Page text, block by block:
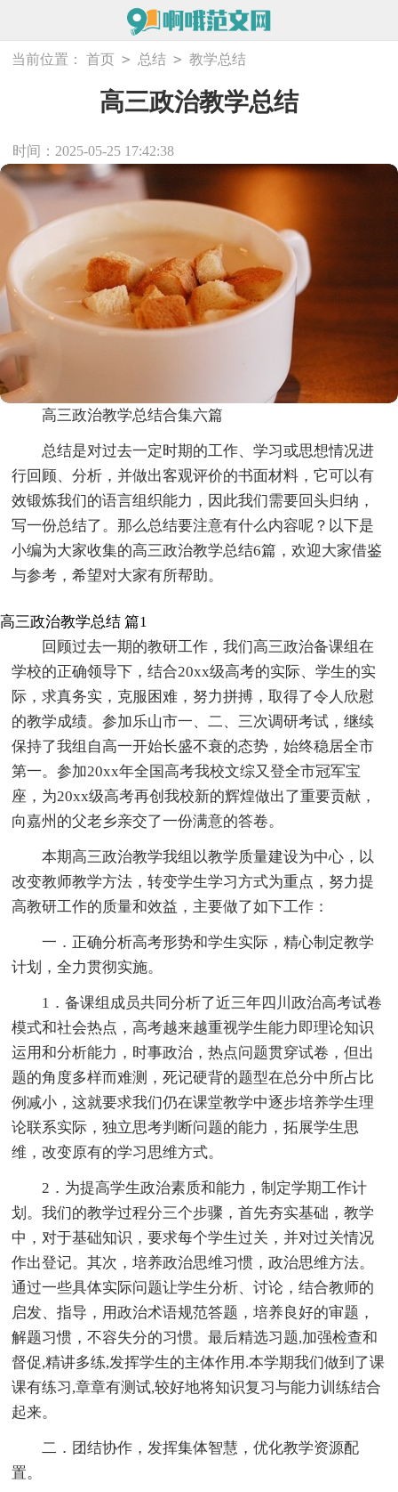
当前位置： 首页 > 总结 > 教学总结
高三政治教学总结
时间：2025-05-25 17:42:38
高三政治教学总结合集六篇
总结是对过去一定时期的工作、学习或思想情况进
行回顾、分析，并做出客观评价的书面材料，它可以有
效锻炼我们的语言组织能力，因此我们需要回头归纳，
写一份总结了。那么总结要注意有什么内容呢？以下是
小编为大家收集的高三政治教学总结6篇，欢迎大家借鉴
与参考，希望对大家有所帮助。
高三政治教学总结 篇1
回顾过去一期的教研工作，我们高三政治备课组在
学校的正确领导下，结合20xx级高考的实际、学生的实
际，求真务实，克服困难，努力拼搏，取得了令人欣慰
的教学成绩。参加乐山市一、二、三次调研考试，继续
保持了我组自高一开始长盛不衰的态势，始终稳居全市
第一。参加20xx年全国高考我校文综又登全市冠军宝
座，为20xx级高考再创我校新的辉煌做出了重要贡献，
向嘉州的父老乡亲交了一份满意的答卷。
本期高三政治教学我组以教学质量建设为中心，以
改变教师教学方法，转变学生学习方式为重点，努力提
高教研工作的质量和效益，主要做了如下工作：
一．正确分析高考形势和学生实际，精心制定教学
计划，全力贯彻实施。
1．备课组成员共同分析了近三年四川政治高考试卷
模式和社会热点，高考越来越重视学生能力即理论知识
运用和分析能力，时事政治，热点问题贯穿试卷，但出
题的角度多样而难测，死记硬背的题型在总分中所占比
例减小，这就要求我们仍在课堂教学中逐步培养学生理
论联系实际，独立思考判断问题的能力，拓展学生思
维，改变原有的学习思维方式。
2．为提高学生政治素质和能力，制定学期工作计
划。我们的教学过程分三个步骤，首先夯实基础，教学
中，对于基础知识，要求每个学生过关，并对过关情况
作出登记。其次，培养政治思维习惯，政治思维方法。
通过一些具体实际问题让学生分析、讨论，结合教师的
启发、指导，用政治术语规范答题，培养良好的审题，
解题习惯，不容失分的习惯。最后精选习题,加强检查和
督促,精讲多练,发挥学生的主体作用.本学期我们做到了课
课有练习,章章有测试,较好地将知识复习与能力训练结合
起来。
二．团结协作，发挥集体智慧，优化教学资源配
置。